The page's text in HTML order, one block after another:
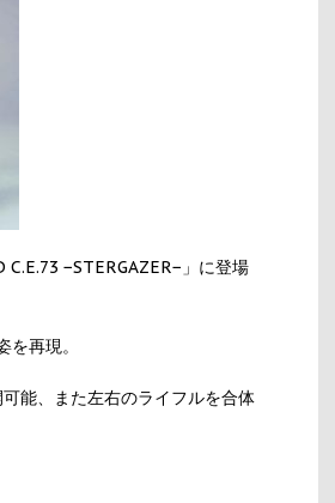
−STERGAZER−」に登場
再現。
能、また左右のライフルを合体